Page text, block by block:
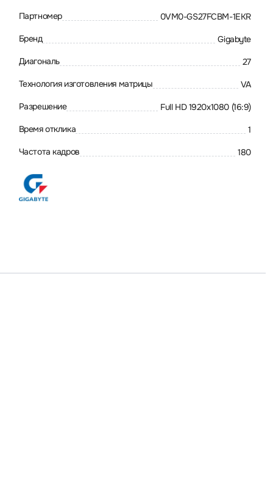
Партномер 0VM0-GS27FCBM-1EKR
Бренд Gigabyte
Диагональ 27
Технология изготовления матрицы VA
Разрешение Full HD 1920x1080 (16:9)
Время отклика 1
Частота кадров 180